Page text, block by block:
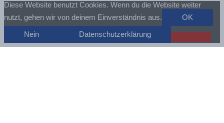
Diese Website benutzt Cookies. Wenn du die Website weiter
nutzt, gehen wir von deinem Einverständnis aus.
OK
Nein Datenschutzerklärung